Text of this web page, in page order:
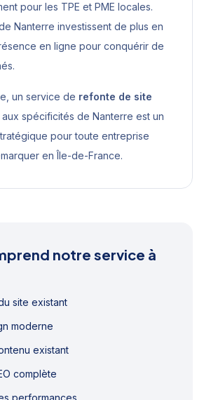
pour les TPE et PME locales.
Nanterre investissent de plus en
en ligne pour conquérir de
un service de refonte de site
spécificités de Nanterre est un
pour toute entreprise
enÎle-de-France.
notre service à
site existant
moderne
existant
complète
performances